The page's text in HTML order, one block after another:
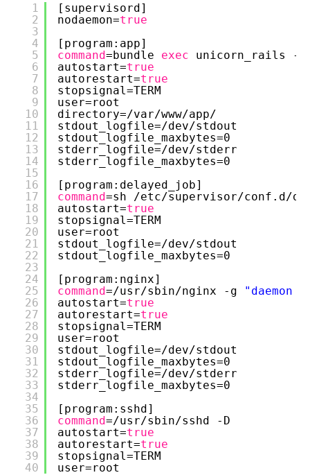
1
2
3
4
5
6
7
8
9
10
11
12
13
14
15
16
17
18
19
20
21
22
23
24
25
26
27
28
29
30
31
32
33
34
35
36
37
38
39
40
[supervisord]
nodaemon=true
[program:app]
command=bundle exec
unicorn_rails -
autostart=true
autorestart=true
stopsignal=TERM
user=root
directory=/var/www/app/
stdout_logfile=/dev/stdout
stdout_logfile_maxbytes=0
stderr_logfile=/dev/stderr
stderr_logfile_maxbytes=0
[program:delayed_job]
command=sh /etc/supervisor/conf .d/
autostart=true
stopsignal=TERM
user=root
stdout_logfile=/dev/stdout
stdout_logfile_maxbytes=0
[program:nginx]
command=/usr/sbin/nginx -g
"daemon
autostart=true
autorestart=true
stopsignal=TERM
user=root
stdout_logfile=/dev/stdout
stdout_logfile_maxbytes=0
stderr_logfile=/dev/stderr
stderr_logfile_maxbytes=0
[program:sshd]
command=/usr/sbin/sshd
-D
autostart=true
autorestart=true
stopsignal=TERM
user=root